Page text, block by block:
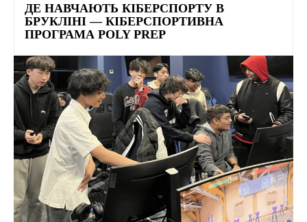
ДЕ НАВЧАЮТЬ КІБЕРСПОРТУ В
БРУКЛІНІ — КІБЕРСПОРТИВНА
ПРОГРАМА POLY PREP